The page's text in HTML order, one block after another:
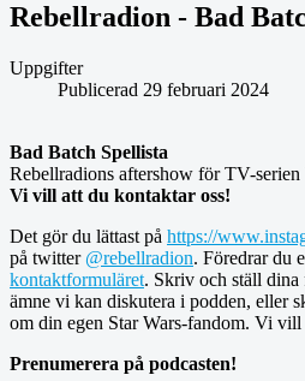
Rebellradion - Bad
Uppgifter
Publicerad 29 februari 2024
Bad Batch Spellista
Rebellradions aftershow för TV-
Vi vill att du kontaktar oss!
Det gör du lättast på https://
på twitter @rebellradion. Föredrar du
kontaktformuläret. Skriv och ställ dina
ämne vi kan diskutera i podden, eller
om din egen Star Wars-fandom. Vi vill
Prenumerera på podcasten!